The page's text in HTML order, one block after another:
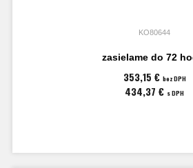
KO80644
zasielame do 72
353,15 € bez DPH
434,37 € s DPH